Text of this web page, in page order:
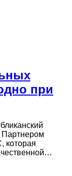
при
Партнером
которая